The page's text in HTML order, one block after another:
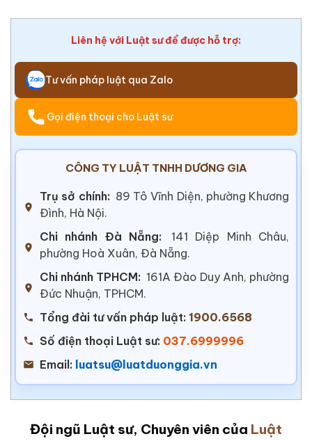
Liên hệ với Luật sư để được hỗ trợ:
Tư vấn pháp luật qua Zalo
Gọi điện thoại cho Luật sư
CÔNG TY LUẬT TNHH DƯƠNG GIA
Trụ sở chính: 89 Tô Vĩnh Diện, phường Khương
Đình, Hà Nội.
Chi nhánh Đà Nẵng:
141 Diệp Minh Châu,
phường Hoà Xuân, Đà Nẵng.
Chi nhánh TPHCM: 161A Đào Duy Anh, phường
Đức Nhuận, TPHCM.
Tổng đài tư vấn pháp luật: 1900.6568
Số điện thoại Luật sư: 037.6999996
Email: luatsu@luatduonggia.vn
Đội ngũ Luật sư, Chuyên viên của Luật